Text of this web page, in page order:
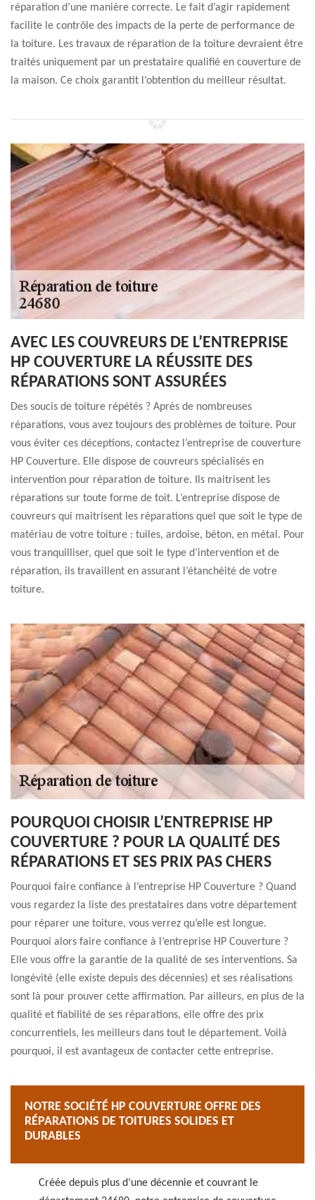
réparation d’une manière correcte. Le fait d’agir rapidement
facilite le contrôle des impacts de la perte de performance de
la toiture. Les travaux de réparation de la toiture devraient être
traités uniquement par un prestataire qualifié en couverture de
la maison. Ce choix garantit l’obtention du meilleur résultat.
AVEC LES COUVREURS DE L’ENTREPRISE
HP COUVERTURE LA RÉUSSITE DES
RÉPARATIONS SONT ASSURÉES
Des soucis de toiture répétés ? Après de nombreuses
réparations, vous avez toujours des problèmes de toiture. Pour
vous éviter ces déceptions, contactez l’entreprise de couverture
HP Couverture. Elle dispose de couvreurs spécialisés en
intervention pour réparation de toiture. Ils maitrisent les
réparations sur toute forme de toit. L’entreprise dispose de
couvreurs qui maitrisent les réparations quel que soit le type de
matériau de votre toiture : tuiles, ardoise, béton, en métal. Pour
vous tranquilliser, quel que soit le type d’intervention et de
réparation, ils travaillent en assurant l’étanchéité de votre
toiture.
POURQUOI CHOISIR L’ENTREPRISE HP
COUVERTURE ? POUR LA QUALITÉ DES
RÉPARATIONS ET SES PRIX PAS CHERS
Pourquoi faire confiance à l’entreprise HP Couverture ? Quand
vous regardez la liste des prestataires dans votre département
pour réparer une toiture, vous verrez qu’elle est longue.
Pourquoi alors faire confiance à l’entreprise HP Couverture ?
Elle vous offre la garantie de la qualité de ses interventions. Sa
longévité (elle existe depuis des décennies) et ses réalisations
sont là pour prouver cette affirmation. Par ailleurs, en plus de la
qualité et fiabilité de ses réparations, elle offre des prix
concurrentiels, les meilleurs dans tout le département. Voilà
pourquoi, il est avantageux de contacter cette entreprise.
NOTRE SOCIÉTÉ HP COUVERTURE OFFRE DES
RÉPARATIONS DE TOITURES SOLIDES ET
DURABLES
Créée depuis plus d’une décennie et couvrant le